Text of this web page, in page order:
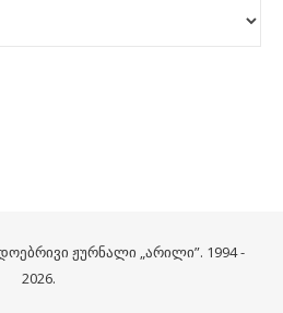
ჟურნალი „არილი”. 1994 -
2026.